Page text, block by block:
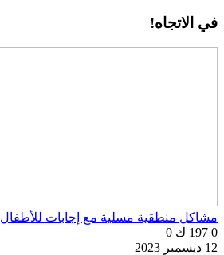
في الاتجاه!
مشاكل منطقية مسلية مع إجابات للأطفال
0 197 ك
0
12 ديسمبر 2023